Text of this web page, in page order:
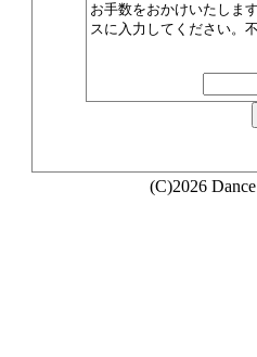
お手数をおかけいたしま
スに入力してください。
(C)2026